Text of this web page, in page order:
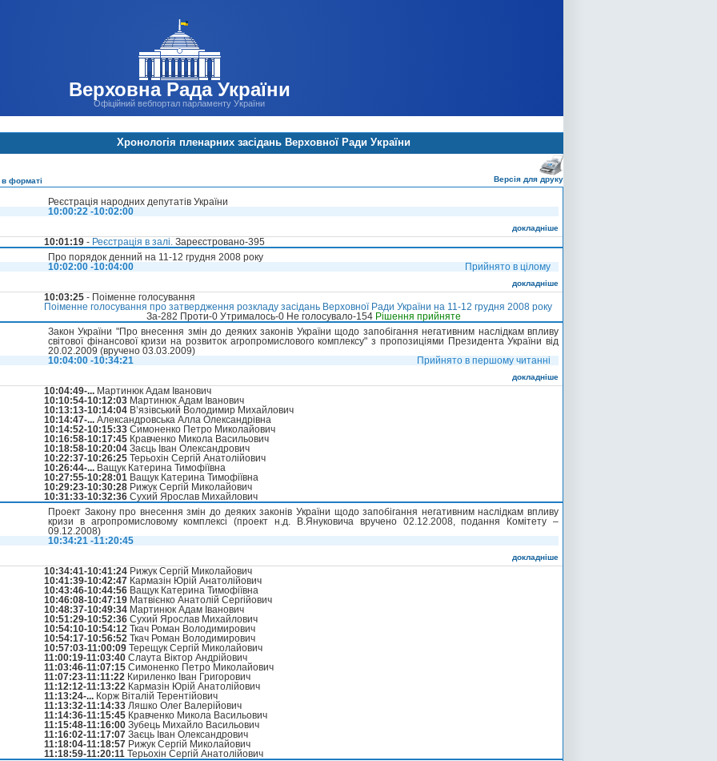
Верховна Рада України
Офіційний вебпортал парламенту України
Хронологія пленарних засідань Верховної Ради України
в форматі
Версія для друку
Реєстрація народних депутатів України
10:00:22 -10:02:00
докладніше
10:01:19 - Реєстрація в залі. Зареєстровано-395
Про порядок денний на 11-12 грудня 2008 року
10:02:00 -10:04:00
Прийнято в цілому
докладніше
10:03:25 - Поіменне голосування
Поіменне голосування про затвердження розкладу засідань Верховної Ради України на 11-12 грудня 2008 року
За-282 Проти-0 Утрималось-0 Не голосувало-154 Рішення прийняте
Закон України "Про внесення змін до деяких законів України щодо запобігання негативним наслідкам впливу
світової фінансової кризи на розвиток агропромислового комплексу" з пропозиціями Президента України від
20.02.2009 (вручено 03.03.2009)
10:04:00 -10:34:21
Прийнято в першому читанні
докладніше
10:04:49-... Мартинюк Адам Іванович
10:10:54-10:12:03 Мартинюк Адам Іванович
10:13:13-10:14:04 В’язівський Володимир Михайлович
10:14:47-... Александровська Алла Олександрівна
10:14:52-10:15:33 Симоненко Петро Миколайович
10:16:58-10:17:45 Кравченко Микола Васильович
10:18:58-10:20:04 Заєць Іван Олександрович
10:22:37-10:26:25 Терьохін Сергій Анатолійович
10:26:44-... Ващук Катерина Тимофіївна
10:27:55-10:28:01 Ващук Катерина Тимофіївна
10:29:23-10:30:28 Рижук Сергій Миколайович
10:31:33-10:32:36 Сухий Ярослав Михайлович
Проект Закону про внесення змін до деяких законів України щодо запобігання негативним наслідкам впливу
кризи в агропромисловому комплексі (проект н.д. В.Януковича вручено 02.12.2008, подання Комітету –
09.12.2008)
10:34:21 -11:20:45
докладніше
10:34:41-10:41:24 Рижук Сергій Миколайович
10:41:39-10:42:47 Кармазін Юрій Анатолійович
10:43:46-10:44:56 Ващук Катерина Тимофіївна
10:46:08-10:47:19 Матвієнко Анатолій Сергійович
10:48:37-10:49:34 Мартинюк Адам Іванович
10:51:29-10:52:36 Сухий Ярослав Михайлович
10:54:10-10:54:12 Ткач Роман Володимирович
10:54:17-10:56:52 Ткач Роман Володимирович
10:57:03-11:00:09 Терещук Сергій Миколайович
11:00:19-11:03:40 Слаута Віктор Андрійович
11:03:46-11:07:15 Симоненко Петро Миколайович
11:07:23-11:11:22 Кириленко Іван Григорович
11:12:12-11:13:22 Кармазін Юрій Анатолійович
11:13:24-... Корж Віталій Терентійович
11:13:32-11:14:33 Ляшко Олег Валерійович
11:14:36-11:15:45 Кравченко Микола Васильович
11:15:48-11:16:00 Зубець Михайло Васильович
11:16:02-11:17:07 Заєць Іван Олександрович
11:18:04-11:18:57 Рижук Сергій Миколайович
11:18:59-11:20:11 Терьохін Сергій Анатолійович